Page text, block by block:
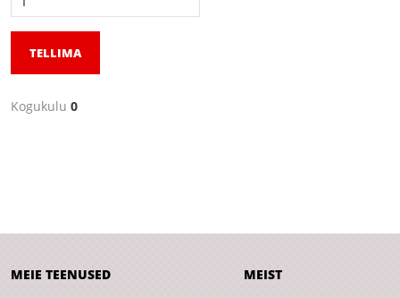
TELLIMA
Kogukulu 0
MEIE TEENUSED MEIST